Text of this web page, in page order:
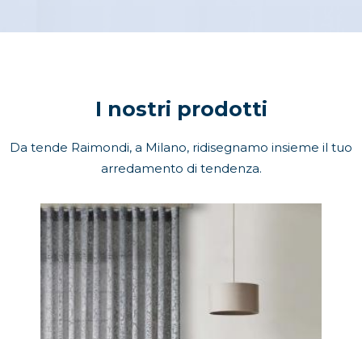
I nostri prodotti
Da tende Raimondi, a Milano, ridisegnamo insieme il tuo
arredamento di tendenza.